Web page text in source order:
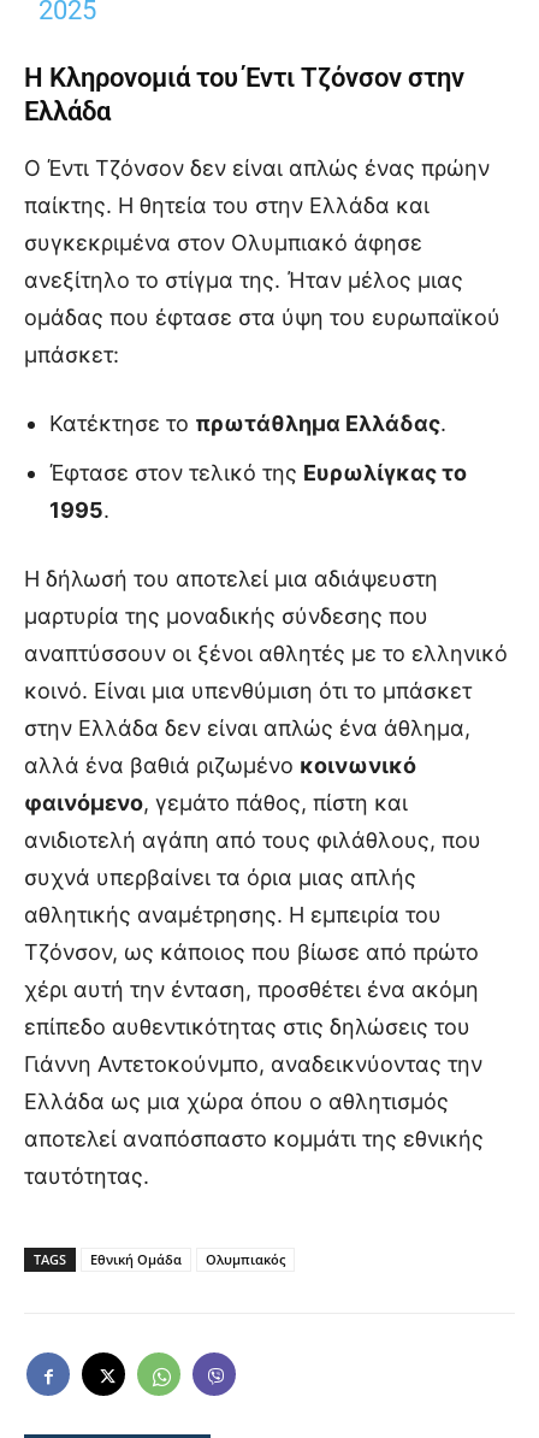
2025
Η Κληρονομιά του Έντι Τζόνσον στην
Ελλάδα
Ο Έντι Τζόνσον δεν είναι απλώς ένας πρώην
παίκτης. Η θητεία του στην Ελλάδα και
συγκεκριμένα στον Ολυμπιακό άφησε
ανεξίτηλο το στίγμα της. Ήταν μέλος μιας
ομάδας που έφτασε στα ύψη του ευρωπαϊκού
μπάσκετ:
Κατέκτησε το πρωτάθλημα Ελλάδας.
Έφτασε στον τελικό της Ευρωλίγκας το
1995.
Η δήλωσή του αποτελεί μια αδιάψευστη
μαρτυρία της μοναδικής σύνδεσης που
αναπτύσσουν οι ξένοι αθλητές με το ελληνικό
κοινό. Είναι μια υπενθύμιση ότι το μπάσκετ
στην Ελλάδα δεν είναι απλώς ένα άθλημα,
αλλά ένα βαθιά ριζωμένο κοινωνικό
φαινόμενο, γεμάτο πάθος, πίστη και
ανιδιοτελή αγάπη από τους φιλάθλους, που
συχνά υπερβαίνει τα όρια μιας απλής
αθλητικής αναμέτρησης. Η εμπειρία του
Τζόνσον, ως κάποιος που βίωσε από πρώτο
χέρι αυτή την ένταση, προσθέτει ένα ακόμη
επίπεδο αυθεντικότητας στις δηλώσεις του
Γιάννη Αντετοκούνμπο, αναδεικνύοντας την
Ελλάδα ως μια χώρα όπου ο αθλητισμός
αποτελεί αναπόσπαστο κομμάτι της εθνικής
ταυτότητας.
TAGS Εθνική Ομάδα Ολυμπιακός